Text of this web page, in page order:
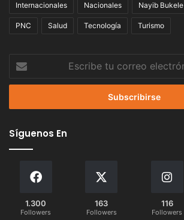
Internacionales Nacionales Nayib Bukele
PNC Salud Tecnología Turismo
correo
Síguenos En
1.300
Followers
163
Followers
116
Followers